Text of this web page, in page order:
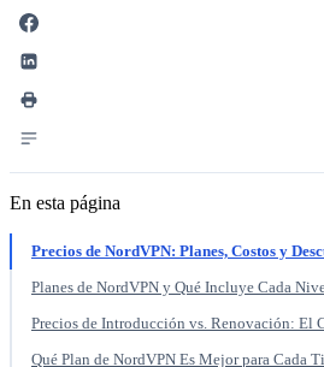
En esta página
Precios de NordVPN: Planes, Costos y
Planes de NordVPN y Qué Incluye Cada
Precios de Introducción vs. Renovación: El
Qué Plan de NordVPN Es Mejor para Cada